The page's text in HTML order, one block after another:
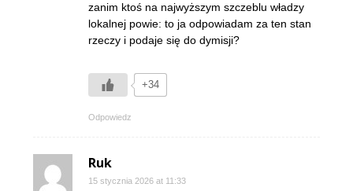
zanim ktoś na najwyższym szczeblu władzy
lokalnej powie: to ja odpowiadam za ten stan
rzeczy i podaje się do dymisji?
+34
Odpowiedz
Ruk
15 stycznia 2026 at 11:33